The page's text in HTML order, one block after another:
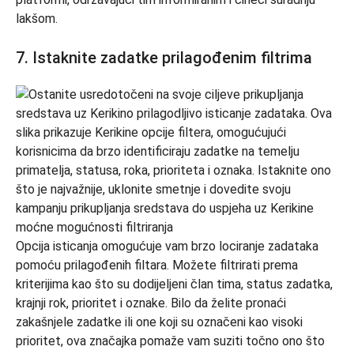
lakšom.
7. Istaknite zadatke prilagođenim filtrima
Opcija isticanja omogućuje vam brzo lociranje zadataka
pomoću prilagođenih filtara. Možete filtrirati prema
kriterijima kao što su dodijeljeni član tima, status zadatka,
krajnji rok, prioritet i oznake. Bilo da želite pronaći
zakašnjele zadatke ili one koji su označeni kao visoki
prioritet, ova značajka pomaže vam suziti točno ono što